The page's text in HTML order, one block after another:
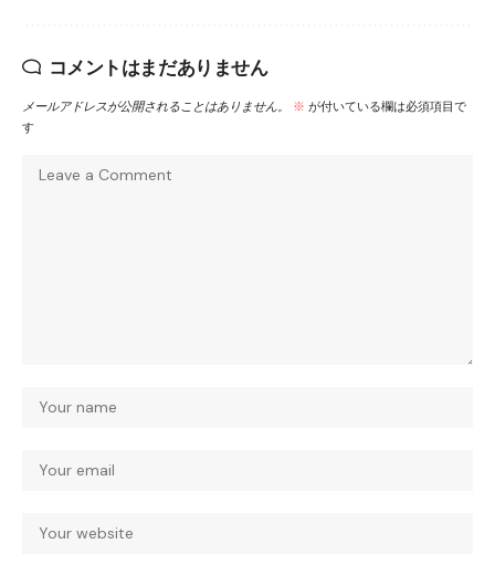
コメントはまだありません
メールアドレスが公開されることはありません。 ※ が付いている欄は必須項目で
す